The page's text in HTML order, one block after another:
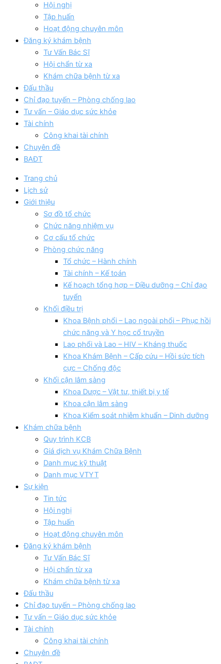
Hội nghị
Tập huấn
Hoạt động chuyên môn
Đăng ký khám bệnh
Tư Vấn Bác Sĩ
Hội chẩn từ xa
Khám chữa bệnh từ xa
Đấu thầu
Chỉ đạo tuyến – Phòng chống lao
Tư vấn – Giáo dục sức khỏe
Tài chính
Công khai tài chính
Chuyên đề
BAĐT
Trang chủ
Lịch sử
Giới thiệu
Sơ đồ tổ chức
Chức năng nhiệm vụ
Cơ cấu tổ chức
Phòng chức năng
Tổ chức – Hành chính
Tài chính – Kế toán
Kế hoạch tổng hợp – Điều dưỡng – Chỉ đạo
tuyển
Khối điều trị
Khoa Bệnh phổi – Lao ngoài phổi – Phục hồi
chức năng và Y học cổ truyền
Lao phổi và Lao – HIV – Kháng thuốc
Khoa Khám Bệnh – Cấp cứu – Hồi sức tích
cực – Chống độc
Khối cận lâm sàng
Khoa Dược – Vật tư, thiết bị y tế
Khoa cận lâm sàng
Khoa Kiểm soát nhiễm khuẩn – Dinh dưỡng
Khám chữa bệnh
Quy trình KCB
Giá dịch vụ Khám Chữa Bệnh
Danh mục kỹ thuật
Danh mục VTYT
Sự kiện
Tin tức
Hội nghị
Tập huấn
Hoạt động chuyên môn
Đăng ký khám bệnh
Tư Vấn Bác Sĩ
Hội chẩn từ xa
Khám chữa bệnh từ xa
Đấu thầu
Chỉ đạo tuyến – Phòng chống lao
Tư vấn – Giáo dục sức khỏe
Tài chính
Công khai tài chính
Chuyên đề